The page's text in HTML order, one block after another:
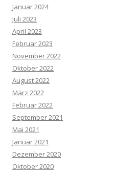
Januar 2024
Juli 2023
April 2023
Februar 2023
November 2022
Oktober 2022
August 2022
März 2022
Februar 2022
September 2021
Mai 2021
Januar 2021
Dezember 2020
Oktober 2020